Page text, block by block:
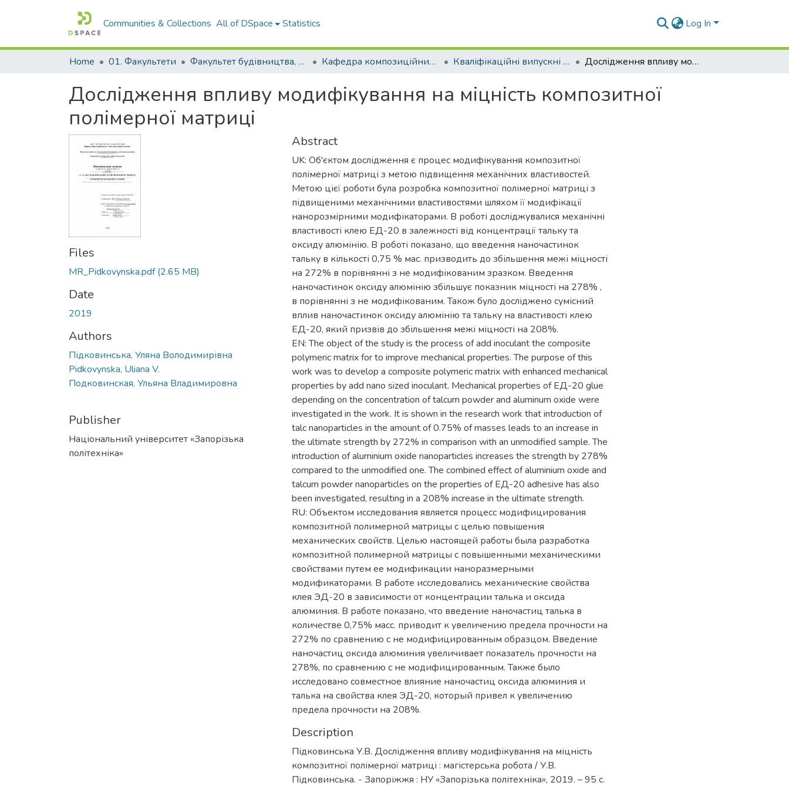
Communities & Collections All of DSpace Statistics Log In
Home 01. Факультети Факультет будівництва, архітектури та дизайну Кафедра композиційних матеріалів, хімії та технологій (Кафедра КМХ та Т) Кваліфікаційні випускні роботи здобувачів вищої освіти кафедри КМХ та Т Дослідження впливу модифікування на міцність композитної полімерної матриці
Дослідження впливу модифікування на міцність композитної
полімерної матриці
Files
MR_Pidkovynska.pdf(2.65 MB)
Date
2019
Authors
Підковинська, Уляна Володимирівна
Pidkovynska, Uliana V.
Подковинская, Ульяна Владимировна
Publisher
Національний університет «Запорізька
політехніка»
Abstract
UK: Об'єктом дослідження є процес модифікування композитної
полімерної матриці з метою підвищення механічних властивостей.
Метою цієї роботи була розробка композитної полімерної матриці з
підвищеними механічними властивостями шляхом її модифікації
нанорозмірними модифікаторами. В роботі досліджувалися механічні
властивості клею ЕД-20 в залежності від концентрації тальку та
оксиду алюмінію. В роботі показано, що введення наночастинок
тальку в кількості 0,75 % мас. призводить до збільшення межі міцності
на 272% в порівнянні з не модифікованим зразком. Введення
наночастинок оксиду алюмінію збільшує показник міцності на 278% ,
в порівнянні з не модифікованим. Також було досліджено сумісний
вплив наночастинок оксиду алюмінію та тальку на властивості клею
ЕД-20, який призвів до збільшення межі міцності на 208%.
EN: The object of the study is the process of add inoculant the composite
polymeric matrix for to improve mechanical properties. The purpose of this
work was to develop a composite polymeric matrix with enhanced mechanical
properties by add nano sized inoculant. Mechanical properties of ЕД-20 glue
depending on the concentration of talcum powder and aluminum oxide were
investigated in the work. It is shown in the research work that introduction of
talc nanoparticles in the amount of 0.75% of masses leads to an increase in
the ultimate strength by 272% in comparison with an unmodified sample. The
introduction of aluminium oxide nanoparticles increases the strength by 278%
compared to the unmodified one. The combined effect of aluminium oxide and
talcum powder nanoparticles on the properties of ЕД-20 adhesive has also
been investigated, resulting in a 208% increase in the ultimate strength.
RU: Объектом исследования является процесс модифицирования
композитной полимерной матрицы с целью повышения
механических свойств. Целью настоящей работы была разработка
композитной полимерной матрицы с повышенными механическими
свойствами путем ее модификации наноразмерными
модификаторами. В работе исследовались механические свойства
клея ЭД-20 в зависимости от концентрации талька и оксида
алюминия. В работе показано, что введение наночастиц талька в
количестве 0,75% масс. приводит к увеличению предела прочности на
272% по сравнению с не модифицированным образцом. Введение
наночастиц оксида алюминия увеличивает показатель прочности на
278%, по сравнению с не модифицированным. Также было
исследовано совместное влияние наночастиц оксида алюминия и
талька на свойства клея ЭД-20, который привел к увеличению
предела прочности на 208%.
Description
Підковинська У.В. Дослідження впливу модифікування на міцність
композитної полімерної матриці : магістерська робота / У.В.
Підковинська. - Запоріжжя : НУ «Запорізька політехніка», 2019. – 95 c.